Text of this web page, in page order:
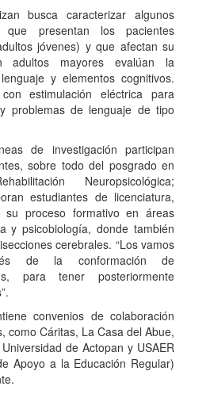
busca caracterizar algunos
que presentan los pacientes
jóvenes) y que afectan su
adultos mayores evalúan la
y elementos cognitivos.
estimulación eléctrica para
problemas de lenguaje de tipo
de investigación participan
sobre todo del posgrado en
Neuropsicológica;
estudiantes de licenciatura,
proceso formativo en áreas
y psicobiología, donde también
cerebrales. “Los vamos
de la conformación de
para tener posteriormente
convenios de colaboración
como Cáritas, La Casa del Abue,
de Actopan y USAER
Apoyo a la Educación Regular)